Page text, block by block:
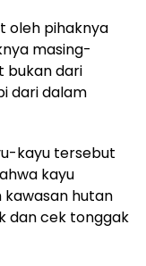
oleh pihaknya
masing-
bukan dari
dari dalam
kayu tersebut
kayu
hutan
dan cek tonggak